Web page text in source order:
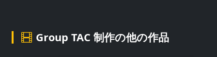
Group TAC 制作の他の作品